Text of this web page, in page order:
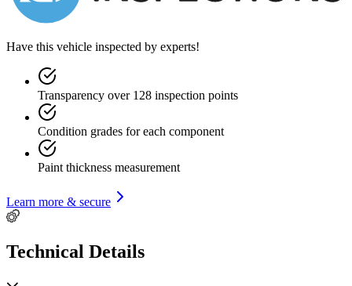
Have this vehicle inspected by experts!
Transparency over 128 inspection points
Condition grades for each component
Paint thickness measurement
Learn more & secure
Technical Details